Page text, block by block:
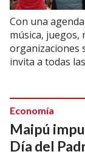
Con una
música, juegos,
organizaciones
invita a todas
Maipú
Día del
Economía